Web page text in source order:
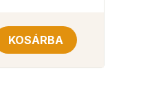
KOSÁRBA